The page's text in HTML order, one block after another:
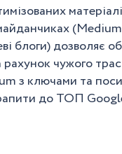
блоги) дозволяє
рахунок чужого
з ключами та
до ТОП